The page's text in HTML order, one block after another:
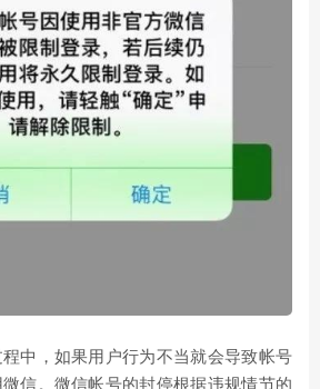
中，如果用户行为不当就会导致帐号
信。微信帐号的封停根据违规情节的